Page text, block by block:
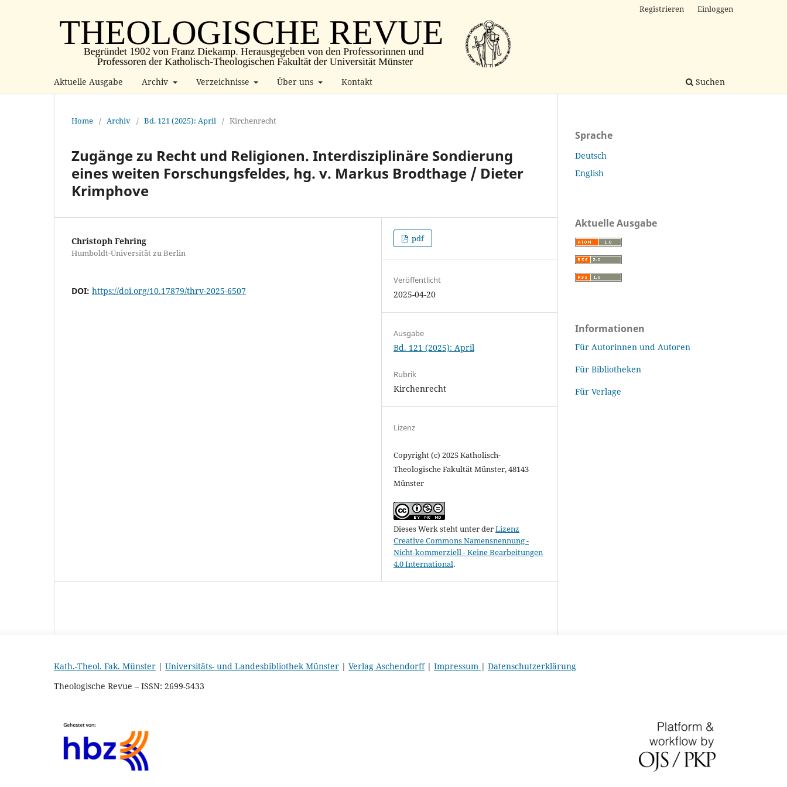
Aktuelle Ausgabe Archiv Verzeichnisse Über uns Kontakt Suchen
Registrieren Einloggen
Home / Archiv / Bd. 121 (2025): April / Kirchenrecht
Zugänge zu Recht und Religionen. Interdisziplinäre Sondierung
eines weiten Forschungsfeldes, hg. v. Markus Brodthage / Dieter
Krimphove
Christoph Fehring
Humboldt-Universität zu Berlin
DOI: https://doi.org/10.17879/thrv-2025-6507
pdf
Veröffentlicht
2025-04-20
Ausgabe
Bd. 121 (2025): April
Rubrik
Kirchenrecht
Lizenz
Copyright (c) 2025 Katholisch-
Theologische Fakultät Münster, 48143
Münster
Dieses Werk steht unter derLizenz
Creative Commons Namensnennung -
Nicht-kommerziell - Keine Bearbeitungen
4.0 International.
Sprache
Deutsch
English
Aktuelle Ausgabe
Informationen
Für Autorinnen und Autoren
Für Bibliotheken
Für Verlage
Kath.-Theol. Fak. Münster | Universitäts- und Landesbibliothek Münster | Verlag Aschendorff| Impressum | Datenschutzerklärung
Theologische Revue – ISSN: 2699-5433